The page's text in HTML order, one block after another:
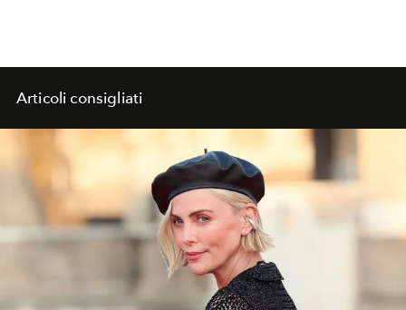
Articoli consigliati